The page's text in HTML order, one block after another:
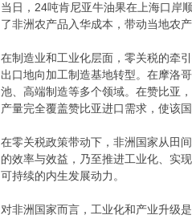
当日，24吨肯尼亚牛油果在上海口岸
了非洲农产品入华成本，带动当地农
在制造业和工业化层面，零关税的牵
出口地向加工制造基地转型。在摩洛
池、高端制造等多个领域。在赞比亚
产量完全覆盖赞比亚进口需求，使该
在零关税政策带动下，非洲国家从田
的效率与效益，乃至推进工业化、实
可持续的内生发展动力。
对非洲国家而言，工业化和产业升级